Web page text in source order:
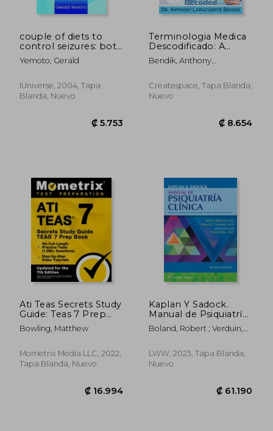
₡ 30.903 ₡
couple of diets to
control seizures: both
helped me one cured
me (en Inglés)
Yemoto, Gerald
IUniverse, 2004, Tapa
Blanda, Nuevo
₡ 5.753
Terminologia Medica
Descodificado: A
Spanish and English
Medical Terminology
Bendik, Anthony
Createspace, Tapa Blanda,
Nuevo
Ati Teas Secrets Study
Guide: Teas 7 Prep
Book, six Full-Length
Practice Tests (1,000+
Step Video Tutorials:
[Updated for the 7th
Bowling, Matthew
Mometrix Media LLC, 2022,
Tapa Blanda, Nuevo
Kaplan Y Sadock.
Manual de Psiquiatría
Clínica
Boland, Robert ; Verduin,
LWW, 2023, Tapa Blanda,
Nuevo